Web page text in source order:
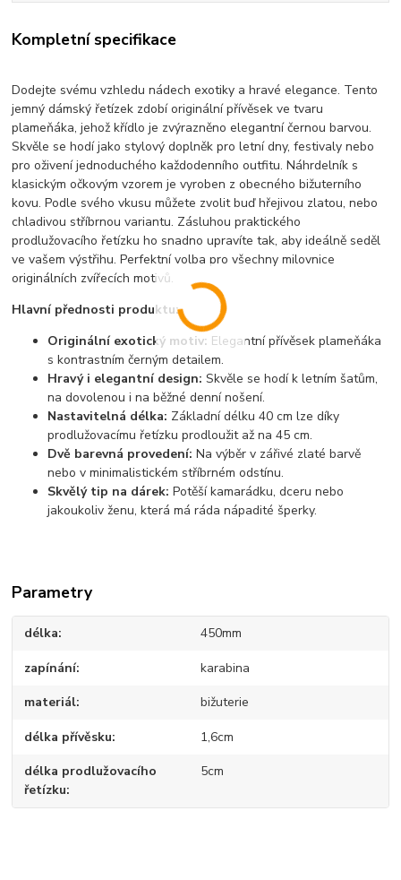
Kompletní specifikace
Dodejte svému vzhledu nádech exotiky a hravé elegance. Tento
jemný dámský řetízek zdobí originální přívěsek ve tvaru
plameňáka, jehož křídlo je zvýrazněno elegantní černou barvou.
Skvěle se hodí jako stylový doplněk pro letní dny, festivaly nebo
pro oživení jednoduchého každodenního outfitu. Náhrdelník s
klasickým očkovým vzorem je vyroben z obecného bižuterního
kovu. Podle svého vkusu můžete zvolit buď hřejivou zlatou, nebo
chladivou stříbrnou variantu. Zásluhou praktického
prodlužovacího řetízku ho snadno upravíte tak, aby ideálně seděl
ve vašem výstřihu. Perfektní volba pro všechny milovnice
originálních zvířecích motivů.
Hlavní přednosti produktu:
Originální exotický motiv: Elegantní přívěsek plameňáka
s kontrastním černým detailem.
Hravý i elegantní design: Skvěle se hodí k letním šatům,
na dovolenou i na běžné denní nošení.
Nastavitelná délka: Základní délku 40 cm lze díky
prodlužovacímu řetízku prodloužit až na 45 cm.
Dvě barevná provedení: Na výběr v zářivé zlaté barvě
nebo v minimalistickém stříbrném odstínu.
Skvělý tip na dárek: Potěší kamarádku, dceru nebo
jakoukoliv ženu, která má ráda nápadité šperky.
Parametry
délka 450mm
zapínání karabina
materiál bižuterie
délka přívěsku 1,6cm
délka prodlužovacího
řetízku
5cm